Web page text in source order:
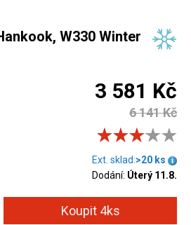
W330 Winter
3 581 Kč
6 141 Kč
Ext. sklad:>20 ks
Dodání: Úterý 11.8.